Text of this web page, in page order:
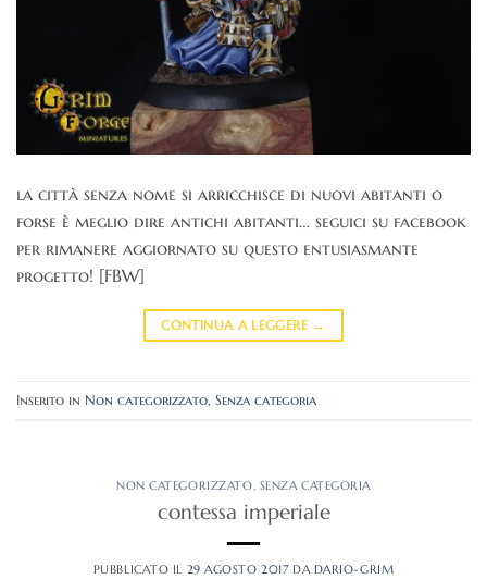
la città senza nome si arricchisce di nuovi abitanti o
forse è meglio dire antichi abitanti… seguici su facebook
per rimanere aggiornato su questo entusiasmante
progetto! [FBW]
CONTINUA A LEGGERE →
Inserito in Non categorizzato, Senza categoria
NON CATEGORIZZATO, SENZA CATEGORIA
contessa imperiale
PUBBLICATO IL 29 AGOSTO 2017 DA DARIO-GRIM